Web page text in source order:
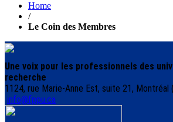
Home
/
Le Coin des Membres
Une voix pour les professionnels des
recherche
1124, rue Marie-Anne Est, suite 21, Montréal
info@fppu.ca